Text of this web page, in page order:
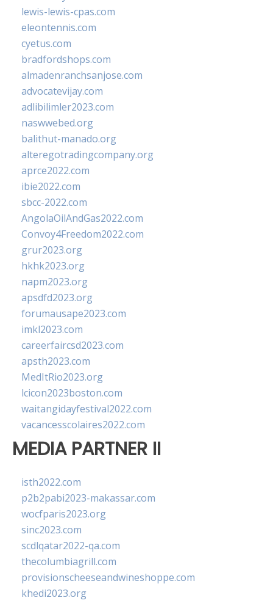
lewis-lewis-cpas.com
eleontennis.com
cyetus.com
bradfordshops.com
almadenranchsanjose.com
advocatevijay.com
adlibilimler2023.com
naswwebed.org
balithut-manado.org
alteregotradingcompany.org
aprce2022.com
ibie2022.com
sbcc-2022.com
AngolaOilAndGas2022.com
Convoy4Freedom2022.com
grur2023.org
hkhk2023.org
napm2023.org
apsdfd2023.org
forumausape2023.com
imkl2023.com
careerfaircsd2023.com
apsth2023.com
MedItRio2023.org
lcicon2023boston.com
waitangidayfestival2022.com
vacancesscolaires2022.com
MEDIA PARTNER II
isth2022.com
p2b2pabi2023-makassar.com
wocfparis2023.org
sinc2023.com
scdlqatar2022-qa.com
thecolumbiagrill.com
provisionscheeseandwineshoppe.com
khedi2023.org